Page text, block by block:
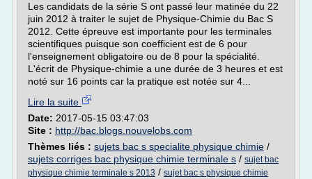
Les candidats de la série S ont passé leur matinée du 22
juin 2012 à traiter le sujet de Physique-Chimie du Bac S
2012. Cette épreuve est importante pour les terminales
scientifiques puisque son coefficient est de 6 pour
l'enseignement obligatoire ou de 8 pour la spécialité.
L'écrit de Physique-chimie a une durée de 3 heures et est
noté sur 16 points car la pratique est notée sur 4...
Lire la suite
Date: 2017-05-15 03:47:03
Site : http://bac.blogs.nouvelobs.com
Thèmes liés : sujets bac s specialite physique chimie /
sujets corriges bac physique chimie terminale s / sujet bac
physique chimie terminale s 2013 / sujet bac s physique chimie